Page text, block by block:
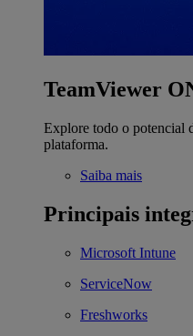
TeamViewer
Explore todo o potencial
plataforma.
Saiba mais
Principais
Microsoft Intune
ServiceNow
Freshworks